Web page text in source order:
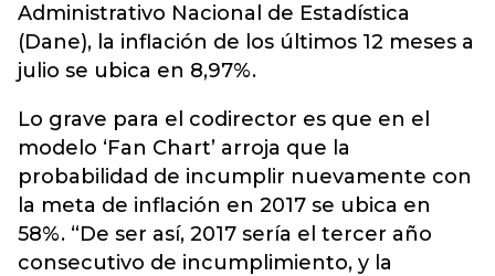
Administrativo Nacional de Estadística
(Dane), la inflación de los últimos 12 meses a
julio se ubica en 8,97%.
Lo grave para el codirector es que en el
modelo ‘Fan Chart’ arroja que la
probabilidad de incumplir nuevamente con
la meta de inflación en 2017 se ubica en
58%. “De ser así, 2017 sería el tercer año
consecutivo de incumplimiento, y la